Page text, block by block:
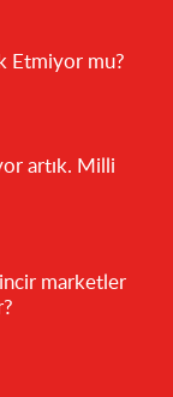
Etmiyor mu?
artık. Milli
marketler